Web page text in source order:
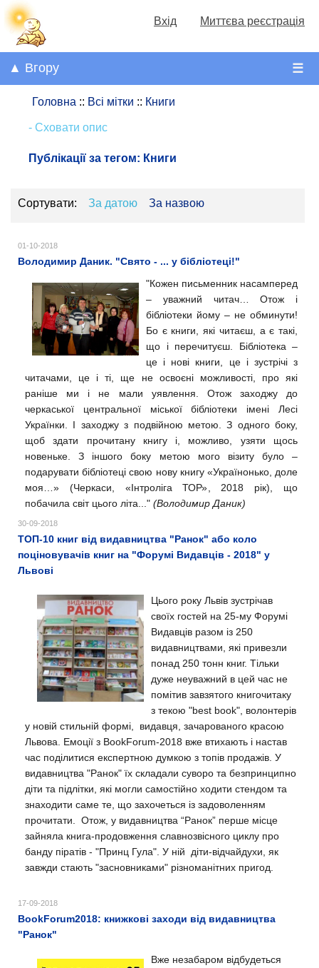
Вхід Миттєва реєстрація
☰
▲ Вгору
Головна :: Всі мітки :: Книги
- Сховати опис
Публікації за тегом: Книги
Сортувати: За датою За назвою
01-10-2018
Володимир Даник. "Свято - ... у бібліотеці!"
"Кожен письменник насамперед
– уважний читач… Отож і
бібліотеки йому – не обминути!
Бо є книги, які читаєш, а є такі,
що і перечитуєш. Бібліотека –
це і нові книги, це і зустрічі з
читачами, це і ті, ще не освоєні можливості, про які
раніше ми і не мали уявлення. Отож заходжу до
черкаської центральної міської бібліотеки імені Лесі
Українки. І заходжу з подвійною метою.З одного боку,
щоб здати прочитану книгу і, можливо, узяти щось
новеньке.З іншого боку метою мого візиту було –
подарувати бібліотеці свою нову книгу «Українонько, доле
моя…» (Черкаси, «Інтроліга ТОР», 2018 рік), що
побачила світ цього літа..." (Володимир Даник)
30-09-2018
ТОП-10 книг від видавництва "Ранок" або коло
поціновувачів книг на "Форумі Видавців - 2018" у
Львові
Цього року Львів зустрічав
своїх гостей на 25-му Форумі
Видавців разом із 250
видавництвами, які привезли
понад 250 тонн книг. Тільки
дуже неуважний в цей час не
помітив завзятого книгочитаку
з текою "best book", волонтерів
у новій стильній формі, видавця, зачарованого красою
Львова. Емоції з BookForum-2018 вже втихають і настав
час поділитися експертною думкою з топів продажів. У
видавництва "Ранок" їх складали суворо та безпринципно
діти та підлітки, які могли самостійно ходити стендом та
знаходити саме те, що захочеться із задоволенням
прочитати. Отож, у видавництва “Ранок” перше місце
зайняла книга-продовження славнозвісного циклу про
банду піратів - "Принц Гула". У ній діти-відчайдухи, як
завжди стають "засновниками" різноманітних пригод.
17-09-2018
BookForum2018: книжкові заходи від видавництва
"Ранок"
Вже незабаром відбудеться